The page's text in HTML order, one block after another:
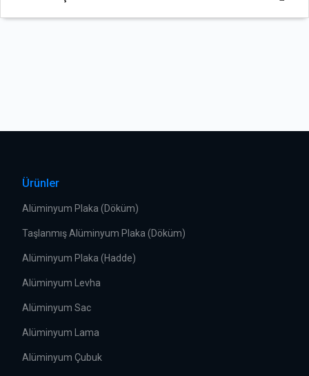
Ürünler
Alüminyum Plaka (Döküm)
Taşlanmış Alüminyum Plaka (Döküm)
Alüminyum Plaka (Hadde)
Alüminyum Levha
Alüminyum Sac
Alüminyum Lama
Alüminyum Çubuk